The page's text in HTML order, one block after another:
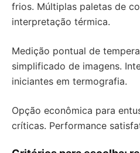
frios. Múltiplas paletas de
interpretação térmica.
Medição pontual de
simplificado de imagens.
iniciantes em termografia.
Opção econômica para
críticas. Performance